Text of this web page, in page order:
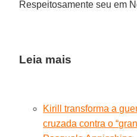
Respeitosamente seu em
Leia mais
Kirill transforma a
cruzada contra o